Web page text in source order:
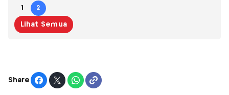
1 2
Lihat Semua
Share